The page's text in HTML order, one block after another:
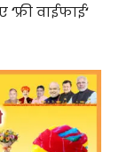
‘फ्री वाईफाई‘